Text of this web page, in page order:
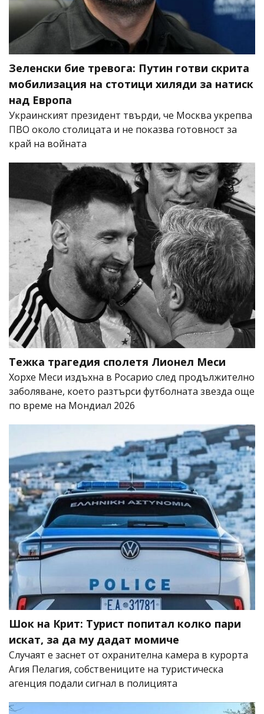
Зеленски бие тревога: Путин готви скрита
мобилизация на стотици хиляди за натиск
над Европа
Украинският президент твърди, че Москва укрепва
ПВО около столицата и не показва готовност за
край на войната
Тежка трагедия сполетя Лионел Меси
Хорхе Меси издъхна в Росарио след продължително
заболяване, което разтърси футболната звезда още
по време на Мондиал 2026
Шок на Крит: Турист попитал колко пари
искат, за да му дадат момиче
Случаят е заснет от охранителна камера в курорта
Агия Пелагия, собствениците на туристическа
агенция подали сигнал в полицията